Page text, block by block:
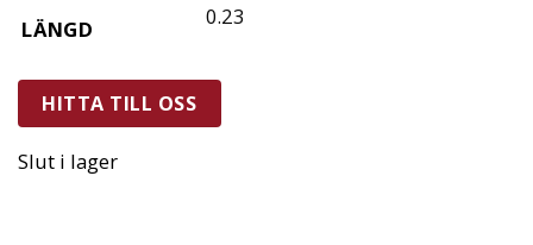
LÄNGD 0.23
HITTA TILL OSS
Slut i lager